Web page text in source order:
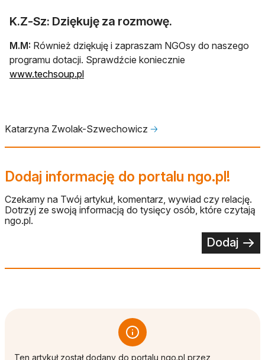
K.Z-Sz: Dziękuję za rozmowę.
M.M: Również dziękuję i zapraszam NGOsy do naszego
programu dotacji. Sprawdźcie koniecznie
www.techsoup.pl
Katarzyna Zwolak-Szwechowicz 🡢
Dodaj informację do portalu ngo.pl!
Czekamy na Twój artykuł, komentarz, wywiad czy relację.
Dotrzyj ze swoją informacją do tysięcy osób, które czytają
ngo.pl.
Dodaj
Ten artykuł został dodany do portalu ngo.pl przez